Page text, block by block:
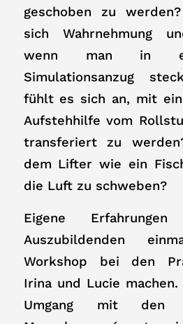
geschoben zu
sich Wahrnehmung
wenn man in
Simulationsanzug
fühlt es sich an, mit
Aufstehhilfe vom
transferiert zu
dem Lifter wie ein
die Luft zu schweben?
Eigene
Auszubildenden
Workshop bei den
Irina und Lucie
Umgang mit den